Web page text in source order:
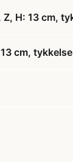
H: 13 cm,
cm,